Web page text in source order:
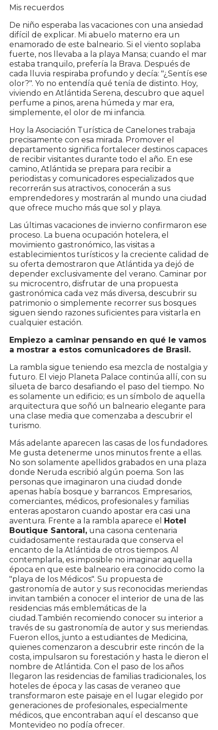
Mis recuerdos
De niño esperaba las vacaciones con una ansiedad
difícil de explicar. Mi abuelo materno era un
enamorado de este balneario. Si el viento soplaba
fuerte, nos llevaba a la playa Mansa; cuando el mar
estaba tranquilo, prefería la Brava. Después de
cada lluvia respiraba profundo y decía: "¿Sentís ese
olor?". Yo no entendía qué tenía de distinto. Hoy,
viviendo en Atlántida Serena, descubro que aquel
perfume a pinos, arena húmeda y mar era,
simplemente, el olor de mi infancia.
Hoy la Asociación Turística de Canelones trabaja
precisamente con esa mirada. Promover el
departamento significa fortalecer destinos capaces
de recibir visitantes durante todo el año. En ese
camino, Atlántida se prepara para recibir a
periodistas y comunicadores especializados que
recorrerán sus atractivos, conocerán a sus
emprendedores y mostrarán al mundo una ciudad
que ofrece mucho más que sol y playa.
Las últimas vacaciones de invierno confirmaron ese
proceso. La buena ocupación hotelera, el
movimiento gastronómico, las visitas a
establecimientos turísticos y la creciente calidad de
su oferta demostraron que Atlántida ya dejó de
depender exclusivamente del verano. Caminar por
su microcentro, disfrutar de una propuesta
gastronómica cada vez más diversa, descubrir su
patrimonio o simplemente recorrer sus bosques
siguen siendo razones suficientes para visitarla en
cualquier estación.
Empiezo a caminar pensando en qué le vamos
a mostrar a estos comunicadores de Brasil.
La rambla sigue teniendo esa mezcla de nostalgia y
futuro. El viejo Planeta Palace continúa allí, con su
silueta de barco desafiando el paso del tiempo. No
es solamente un edificio; es un símbolo de aquella
arquitectura que soñó un balneario elegante para
una clase media que comenzaba a descubrir el
turismo.
Más adelante aparecen las casas de los fundadores.
Me gusta detenerme unos minutos frente a ellas.
No son solamente apellidos grabados en una plaza
donde Neruda escribió algún poema. Son las
personas que imaginaron una ciudad donde
apenas había bosque y barrancos. Empresarios,
comerciantes, médicos, profesionales y familias
enteras apostaron cuando apostar era casi una
aventura. Frente a la rambla aparece el Hotel
Boutique Santoral, una casona centenaria
cuidadosamente restaurada que conserva el
encanto de la Atlántida de otros tiempos. Al
contemplarla, es imposible no imaginar aquella
época en que este balneario era conocido como la
"playa de los Médicos". Su propuesta de
gastronomía de autor y sus reconocidas meriendas
invitan también a conocer el interior de una de las
residencias más emblemáticas de la
ciudad.También recomiendo conocer su interior a
través de su gastronomía de autor y sus meriendas.
Fueron ellos, junto a estudiantes de Medicina,
quienes comenzaron a descubrir este rincón de la
costa, impulsaron su forestación y hasta le dieron el
nombre de Atlántida. Con el paso de los años
llegaron las residencias de familias tradicionales, los
hoteles de época y las casas de veraneo que
transformaron este paisaje en el lugar elegido por
generaciones de profesionales, especialmente
médicos, que encontraban aquí el descanso que
Montevideo no podía ofrecer.